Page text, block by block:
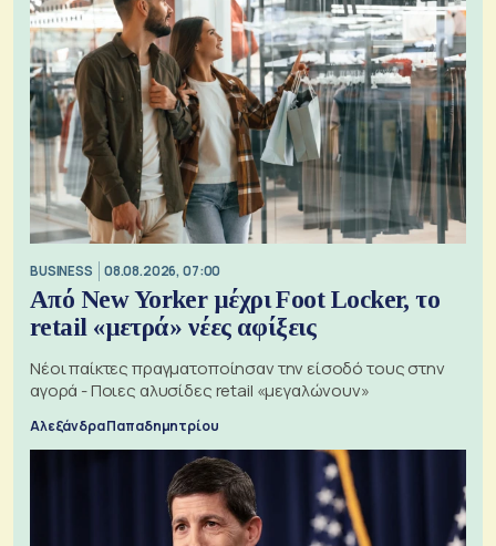
BUSINESS 08.08.2026, 07:00
Από New Yorker μέχρι Foot Locker, το
retail «μετρά» νέες αφίξεις
Νέοι παίκτες πραγματοποίησαν την είσοδό τους στην
αγορά - Ποιες αλυσίδες retail «μεγαλώνουν»
Αλεξάνδρα Παπαδημητρίου